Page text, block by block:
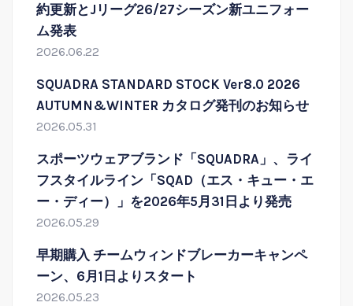
約更新とJリーグ26/27シーズン新ユニフォー
ム発表
2026.06.22
SQUADRA STANDARD STOCK Ver8.0 2026
AUTUMN&WINTER カタログ発刊のお知らせ
2026.05.31
スポーツウェアブランド「SQUADRA」、ライ
フスタイルライン「SQAD（エス・キュー・エ
ー・ディー）」を2026年5月31日より発売
2026.05.29
早期購入 チームウィンドブレーカーキャンペ
ーン、6月1日よりスタート
2026.05.23